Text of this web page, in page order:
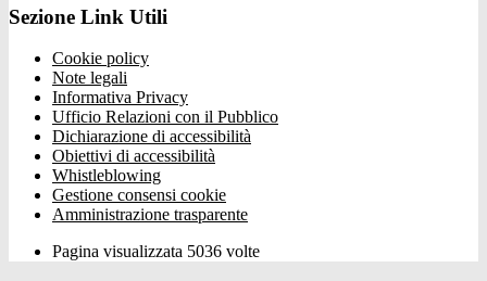
Sezione Link Utili
Cookie policy
Note legali
Informativa Privacy
Ufficio Relazioni con il Pubblico
Dichiarazione di accessibilità
Obiettivi di accessibilità
Whistleblowing
Gestione consensi cookie
Amministrazione trasparente
Pagina visualizzata 5036 volte